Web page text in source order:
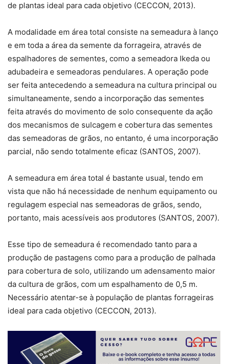
de plantas ideal para cada objetivo (CECCON, 2013).
A modalidade em área total consiste na semeadura à lanço
e em toda a área da semente da forrageira, através de
espalhadores de sementes, como a semeadora Ikeda ou
adubadeira e semeadoras pendulares. A operação pode
ser feita antecedendo a semeadura na cultura principal ou
simultaneamente, sendo a incorporação das sementes
feita através do movimento de solo consequente da ação
dos mecanismos de sulcagem e cobertura das sementes
das semeadoras de grãos, no entanto, é uma incorporação
parcial, não sendo totalmente eficaz (SANTOS, 2007).
A semeadura em área total é bastante usual, tendo em
vista que não há necessidade de nenhum equipamento ou
regulagem especial nas semeadoras de grãos, sendo,
portanto, mais acessíveis aos produtores (SANTOS, 2007).
Esse tipo de semeadura é recomendado tanto para a
produção de pastagens como para a produção de palhada
para cobertura de solo, utilizando um adensamento maior
da cultura de grãos, com um espalhamento de 0,5 m.
Necessário atentar-se à população de plantas forrageiras
ideal para cada objetivo (CECCON, 2013).